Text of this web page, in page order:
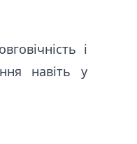
і
навіть у